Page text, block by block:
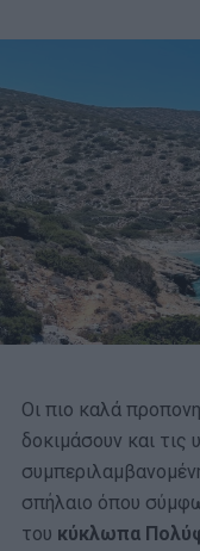
Οι πιο καλά
δοκιμάσουν και τις
σπήλαιο όπου
του κύκλωπα